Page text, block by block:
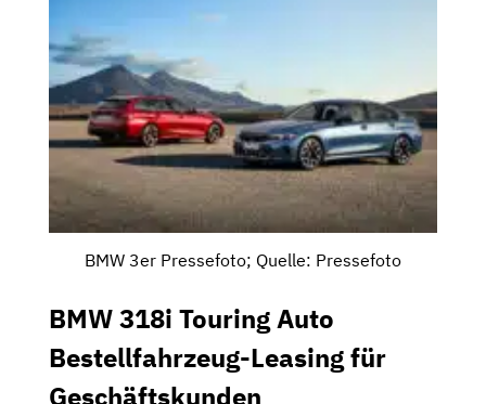
BMW 3er Pressefoto; Quelle: Pressefoto
BMW 318i Touring Auto
Bestellfahrzeug-Leasing für
Geschäftskunden